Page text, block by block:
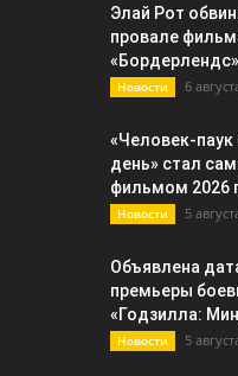
Элай Рот
провале
«Бордерлендс»
Новости 6
«Человек-
день» стал
фильмом 2026
Новости 5
Объявлена
премьеры
«Годзилла:
Новости 5